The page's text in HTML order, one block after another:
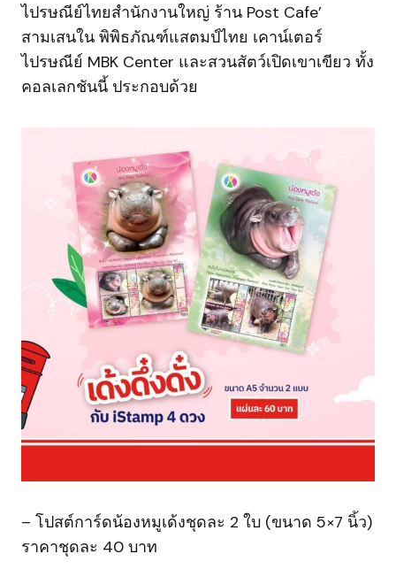
ไปรษณีย์ไทยสำนักงานใหญ่ ร้าน Post Cafe’
สามเสนใน พิพิธภัณฑ์แสตมป์ไทย เคาน์เตอร์
ไปรษณีย์ MBK Center และสวนสัตว์เปิดเขาเขียว ทั้ง
คอลเลกชันนี้ ประกอบด้วย
– โปสต์การ์ดน้องหมูเด้งชุดละ 2 ใบ (ขนาด 5×7 นิ้ว)
ราคาชุดละ 40 บาท